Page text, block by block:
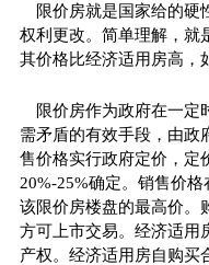
限价房就是国家给的硬
权利更改。简单理解，就
其价格比经济适用房高，
限价房作为政府在一定
需矛盾的有效手段，由政
售价格实行政府定价，定
20%-25%确定。销售价
该限价房楼盘的最高价。
方可上市交易。经济适用
产权。经济适用房自购买